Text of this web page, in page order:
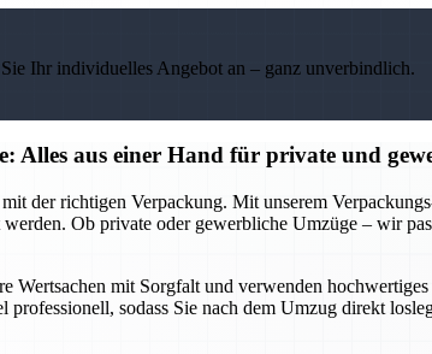
Ihr individuelles Angebot an – ganz unverbindlich.
Alles aus einer Hand für private und
der richtigen Verpackung. Mit unserem
Ob private oder gewerbliche Umzüge – wir
Wertsachen mit Sorgfalt und verwenden
sodass Sie nach dem Umzug direkt